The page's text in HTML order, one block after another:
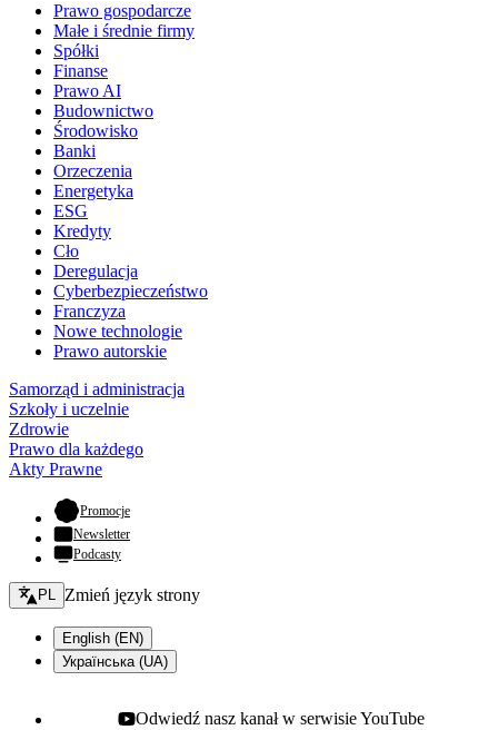
Prawo gospodarcze
Małe i średnie firmy
Spółki
Finanse
Prawo AI
Budownictwo
Środowisko
Banki
Orzeczenia
Energetyka
ESG
Kredyty
Cło
Deregulacja
Cyberbezpieczeństwo
Franczyza
Nowe technologie
Prawo autorskie
Samorząd i administracja
Szkoły i uczelnie
Zdrowie
Prawo dla każdego
Akty Prawne
Promocje- otwiera się w nowej karcie
Newsletter
Podcasty
Zmień język - bieżący:
PL Zmień język strony
English (EN)
Українська (UA)
Odwiedź nasz kanał w serwisie YouTube